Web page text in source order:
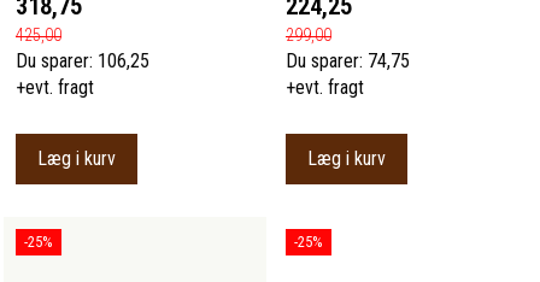
318,75
425,00
Du sparer: 106,25
+evt. fragt
Læg i kurv
224,25
299,00
Du sparer: 74,75
+evt. fragt
Læg i kurv
-25% -25%